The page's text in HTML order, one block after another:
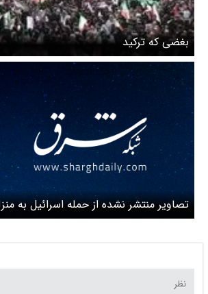
بغضی که ترکید
تصاویر منتشر نشده از حمله اسرائیل به
شمخانی